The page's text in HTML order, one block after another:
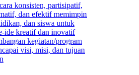
konsisten, partisipatif,
dan efektif memimpin
dan siswa untuk
ide kreatif dan inovatif
kegiatan/program
visi, misi, dan tujuan